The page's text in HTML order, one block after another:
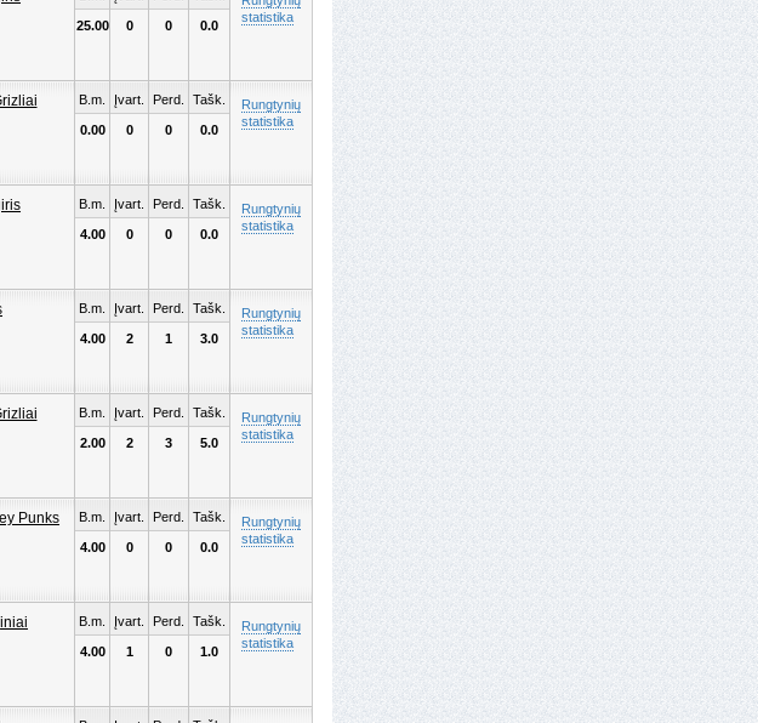
25.00 0 0 0.0
statistika
B.m.
0.00
Įvart.
0
Perd.
0
Tašk.
0.0
Rungtynių
statistika
B.m.
4.00
Įvart.
0
Perd.
0
Tašk.
0.0
Rungtynių
statistika
B.m.
4.00
Įvart.
2
Perd.
1
Tašk.
3.0
Rungtynių
statistika
B.m.
2.00
Įvart.
2
Perd.
3
Tašk.
5.0
Rungtynių
statistika
B.m.
4.00
Įvart.
0
Perd.
0
Tašk.
0.0
Rungtynių
statistika
B.m.
4.00
Įvart.
1
Perd.
0
Tašk.
1.0
Rungtynių
statistika